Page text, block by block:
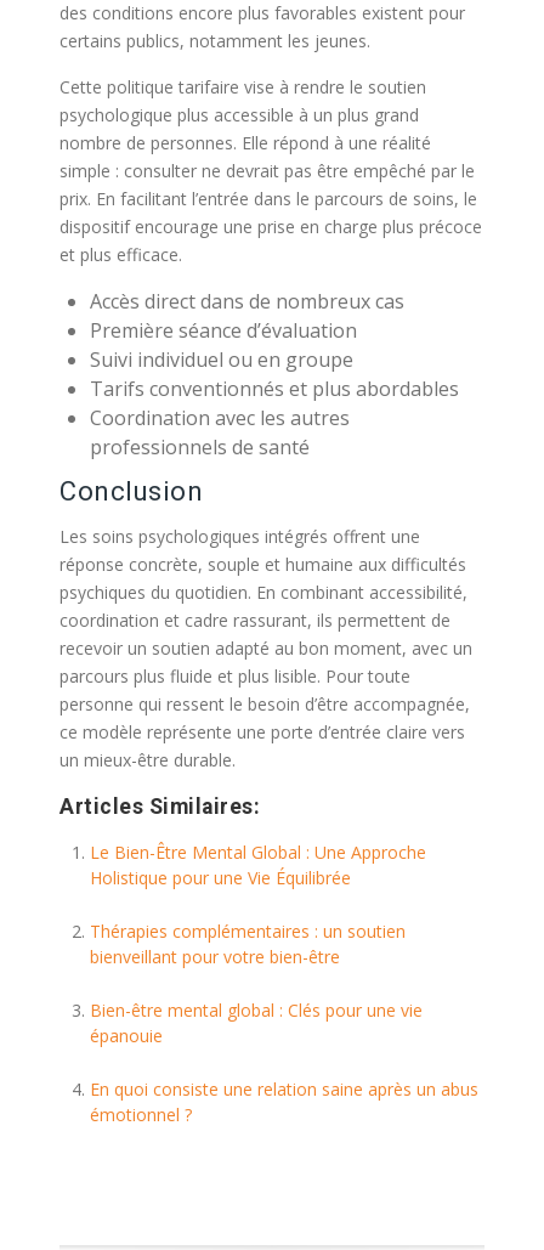
des conditions encore plus favorables existent pour
certains publics, notamment les jeunes.
Cette politique tarifaire vise à rendre le soutien
psychologique plus accessible à un plus grand
nombre de personnes. Elle répond à une réalité
simple : consulter ne devrait pas être empêché par le
prix. En facilitant l’entrée dans le parcours de soins, le
dispositif encourage une prise en charge plus précoce
et plus efficace.
Accès direct dans de nombreux cas
Première séance d’évaluation
Suivi individuel ou en groupe
Tarifs conventionnés et plus abordables
Coordination avec les autres
professionnels de santé
Conclusion
Les soins psychologiques intégrés offrent une
réponse concrète, souple et humaine aux difficultés
psychiques du quotidien. En combinant accessibilité,
coordination et cadre rassurant, ils permettent de
recevoir un soutien adapté au bon moment, avec un
parcours plus fluide et plus lisible. Pour toute
personne qui ressent le besoin d’être accompagnée,
ce modèle représente une porte d’entrée claire vers
un mieux-être durable.
Articles Similaires:
Le Bien-Être Mental Global : Une Approche
Holistique pour une Vie Équilibrée
Thérapies complémentaires : un soutien
bienveillant pour votre bien-être
Bien-être mental global : Clés pour une vie
épanouie
En quoi consiste une relation saine après un abus
émotionnel ?